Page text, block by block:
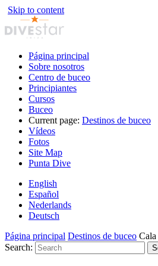
Skip to content
Página principal
Sobre nosotros
Centro de buceo
Principiantes
Cursos
Buceo
Current page: Destinos de buceo
Vídeos
Fotos
Site Map
Punta Dive
English
Español
Nederlands
Deutsch
Página principal Destinos de buceo
Search: